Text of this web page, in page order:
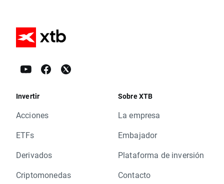
Invertir
Acciones
ETFs
Derivados
Criptomonedas
Sobre XTB
La empresa
Embajador
Plataforma de inversión
Contacto